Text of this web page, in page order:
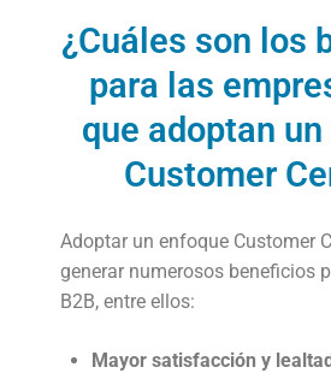
¿Cuáles son los
para las
que adoptan
Customer
Adoptar un enfoque Customer
generar numerosos beneficios
B2B, entre ellos:
Mayor satisfacción y